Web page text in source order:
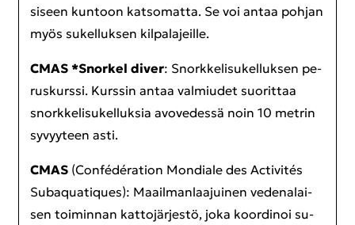
si­seen kun­toon kat­so­mat­ta. Se voi antaa poh­jan
myös su­kel­luk­sen kil­pa­la­jeil­le.
CMAS *Snor­kel diver: Snork­ke­li­su­kel­luk­sen pe­
rus­kurs­si. Kurs­sin antaa val­miu­det suo­rit­taa
snork­ke­li­su­kel­luk­sia avo­ve­des­sä noin 10 met­rin
sy­vyy­teen asti.
CMAS (Confédération Mon­dia­le des Activités
Su­baqua­tiques): Maa­il­man­laa­jui­nen ve­de­na­lai­
sen toi­min­nan kat­to­jär­jes­tö, joka koor­di­noi su­